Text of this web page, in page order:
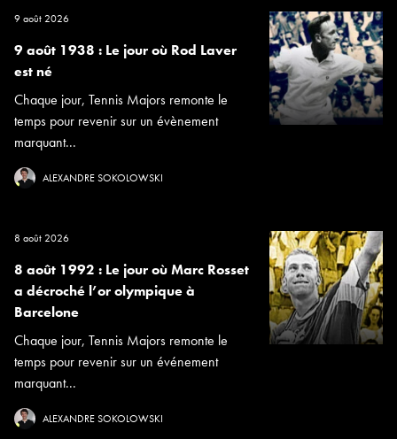
9 août 2026
9 août 1938 : Le jour où Rod Laver
est né
Chaque jour, Tennis Majors remonte le
temps pour revenir sur un évènement
marquant...
ALEXANDRE SOKOLOWSKI
8 août 2026
8 août 1992 : Le jour où Marc Rosset
a décroché l’or olympique à
Barcelone
Chaque jour, Tennis Majors remonte le
temps pour revenir sur un événement
marquant...
ALEXANDRE SOKOLOWSKI